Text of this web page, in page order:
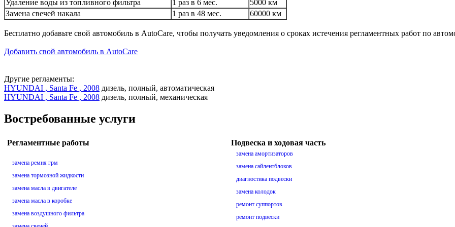
Удаление воды из топливного фильтра 1 раз в 6 мес.
5000 км
Замена свечей накала
1 раз в 48 мес. 60000 км
Бесплатно добавьте свой автомобиль в AutoCare, чтобы получать уведомления о сроках истечения регламентных работ по
Добавить свой автомобиль в AutoCare
Другие регламенты:
HYUNDAI , Santa Fe , 2008 дизель, полный, автоматическая
HYUNDAI , Santa Fe , 2008 дизель, полный, механическая
Востребованные услуги
Регламентные работы
замена ремня грм
замена тормозной жидкости
замена масла в двигателе
замена масла в коробке
замена воздушного фильтра
Подвеска и ходовая часть
замена амортизаторов
замена сайлентблоков
диагностика подвески
замена колодок
ремонт суппортов
ремонт подвески